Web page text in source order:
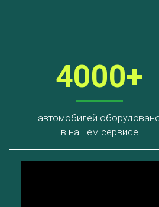
4000+
автомобилей
в нашем сервисе